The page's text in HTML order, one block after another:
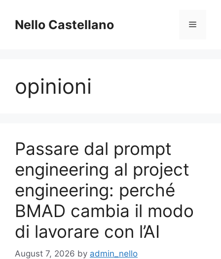
contentNello Castellano Menu
opinioni
Passare dal prompt
engineering al project
engineering: perché
BMAD cambia il modo
di lavorare con l’AI
August 7, 2026 by admin_nello